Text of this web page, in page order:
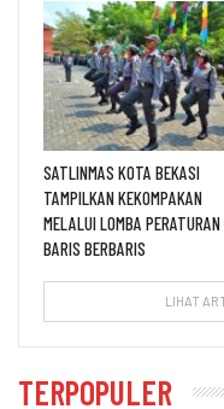
SATLINMAS KOTA BEKASI
TAMPILKAN KEKOMPAKAN
MELALUI LOMBA PERATURAN
BARIS BERBARIS
LIHAT
TERPOPULER